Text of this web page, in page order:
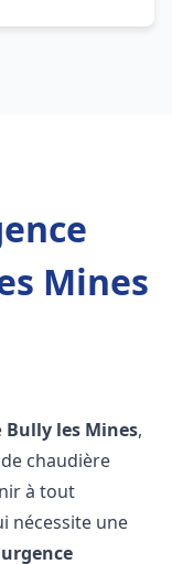
Mines
Bully les Mines,
chaudière
à tout
nécessite une
urgence